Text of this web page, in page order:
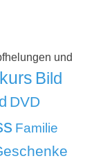
und
Bild
DVD
Familie